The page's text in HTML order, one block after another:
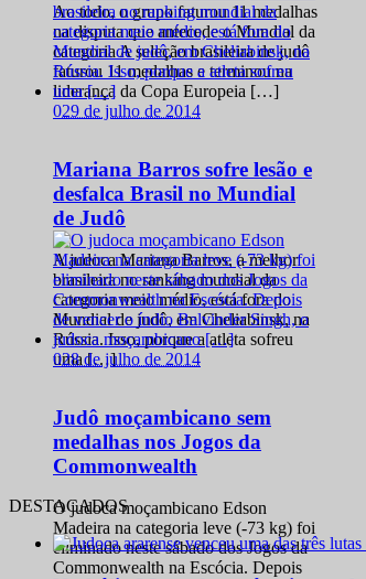
Ao todo, o grupo faturou 11 medalhas
na disputa que antecede o Mundial da
categoria A seleção brasileira de judô
faturou 11 medalhas e terminou na
liderança da Copa Europeia […]
029 de julho de 2014
Mariana Barros sofre lesão e
desfalca Brasil no Mundial
de Judô
A judoca Mariana Barros, a melhor
brasileira no ranking mundial da
categoria meio médio, está fora do
Mundial de judô, em Cheliabinsk, na
Rússia. Isso, porque a atleta sofreu
uma […]
028 de julho de 2014
Judô moçambicano sem
medalhas nos Jogos da
Commonwealth
O judoca moçambicano Edson
Madeira na categoria leve (-73 kg) foi
eliminado neste sábado dos Jogos da
Commonwealth na Escócia. Depois
DESTACADOS